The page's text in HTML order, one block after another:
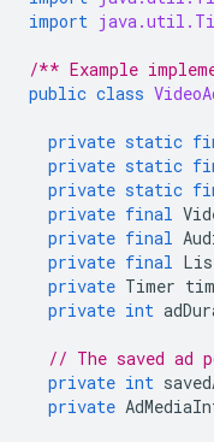
import
/** Example
public class
private static
private static
private static
private final
private final
private final
private Timer
private
int
// The saved
private
int
private